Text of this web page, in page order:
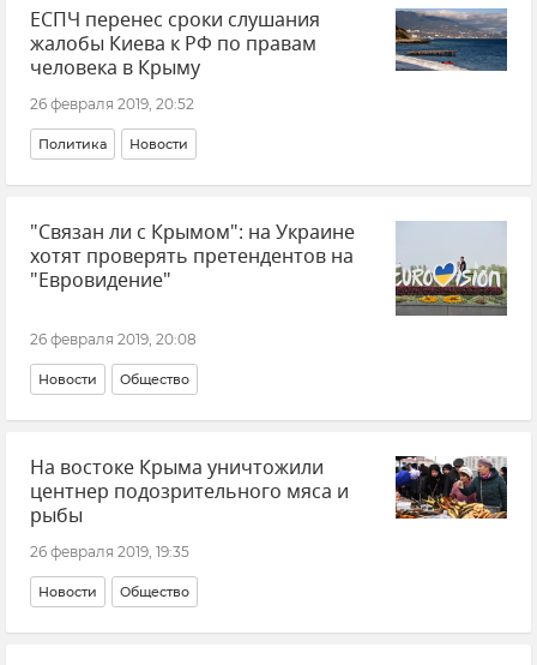
ЕСПЧ перенес сроки слушания
жалобы Киева к РФ по правам
человека в Крыму
26 февраля 2019, 20:52
Политика Новости
"Связан ли с Крымом": на Украине
хотят проверять претендентов на
"Евровидение"
26 февраля 2019, 20:08
Новости Общество
На востоке Крыма уничтожили
центнер подозрительного мяса и
рыбы
26 февраля 2019, 19:35
Новости Общество